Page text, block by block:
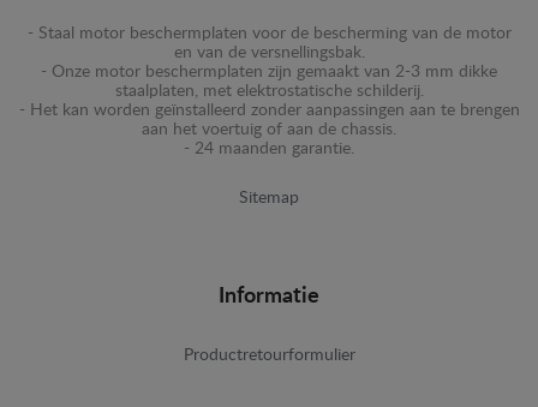
- Staal motor beschermplaten voor de bescherming van de motor
en van de versnellingsbak.
- Onze motor beschermplaten zijn gemaakt van 2-3 mm dikke
staalplaten, met elektrostatische schilderij.
- Het kan worden geïnstalleerd zonder aanpassingen aan te brengen
aan het voertuig of aan de chassis.
- 24 maanden garantie.
Sitemap
Informatie
Productretourformulier